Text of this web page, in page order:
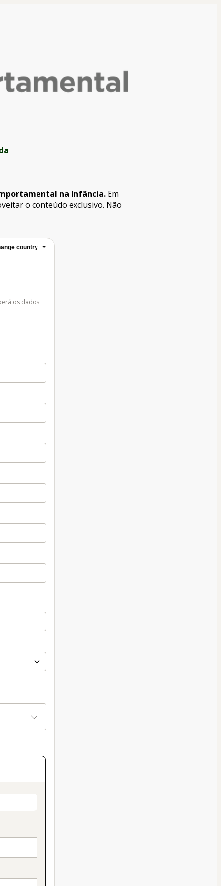
na Infância. Em
o conteúdo exclusivo. Não
country
os dados